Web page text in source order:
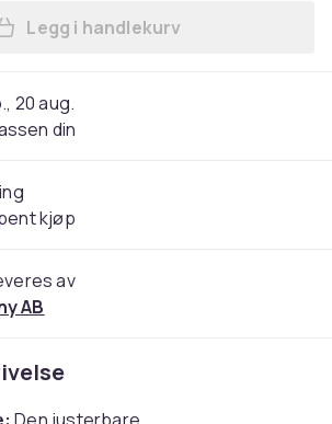
Legg 140A justerbar
Legg i handlekurv
20 aug.
din
kjøp
av
AB